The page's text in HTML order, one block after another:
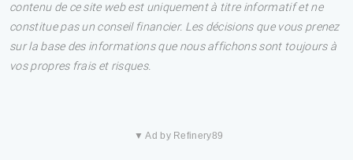
contenu de ce site web est uniquement à titre informatif et ne
constitue pas un conseil financier. Les décisions que vous prenez
sur la base des informations que nous affichons sont toujours à
vos propres frais et risques.
▼ Ad by Refinery89